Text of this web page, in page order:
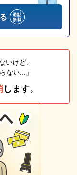
いけど、
ない...」
します。